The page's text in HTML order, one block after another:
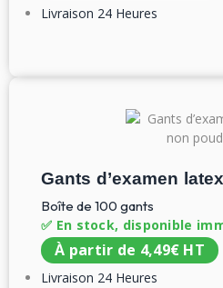
Livraison 24 Heures
Gants d’examen
Boîte de 100 gants
✅ En stock, disponible
À partir de 4,49€ HT
Livraison 24 Heures